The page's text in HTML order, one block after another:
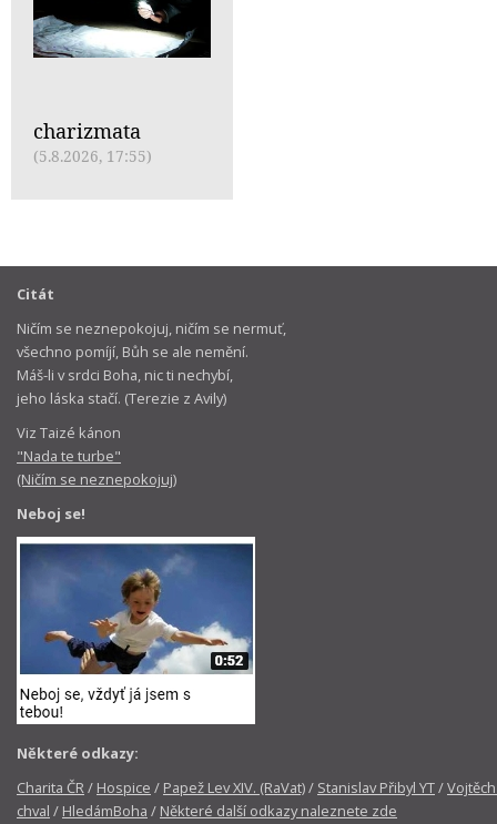
charizmata
(5.8.2026, 17:55)
Citát
Ničím se neznepokojuj, ničím se nermuť,
všechno pomíjí, Bůh se ale nemění.
Máš-li v srdci Boha, nic ti nechybí,
jeho láska stačí. (Terezie z Avily)
Viz Taizé kánon
"Nada te turbe"
(Ničím se neznepokojuj)
Neboj se!
Některé odkazy:
Charita ČR/ Hospice / Papež Lev XIV. (RaVat)/ Stanislav Přibyl YT/
chval / HledámBoha / Některé další odkazy naleznete zde